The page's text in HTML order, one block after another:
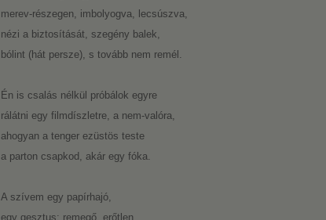
merev-részegen, imbolyogva, lecsúszva,
nézi a biztosítását, szegény balek,
bólint (hát persze), s tovább nem remél.
Én is csalás nélkül próbálok egyre
rálátni egy filmdíszletre, a nem-valóra,
ahogyan a tenger ezüstös teste
a parton csapkod, akár egy fóka.
A szívem egy papírhajó,
egy gesztus: remegő, erőtlen